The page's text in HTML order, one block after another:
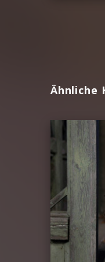
Ähnliche